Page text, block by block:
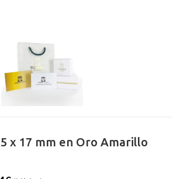
x 17 mm en Oro Amarillo